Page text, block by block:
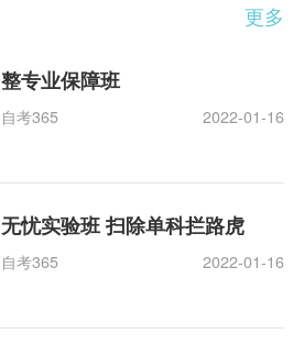
更多
整专业保障班
自考365 2022-01-16
无忧实验班 扫除单科拦路虎
自考365 2022-01-16